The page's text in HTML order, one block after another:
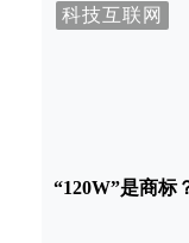
科技互联网
“120W”是商标